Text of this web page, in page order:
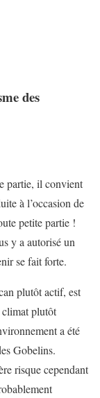
des
partie, il convient
à l’occasion de
petite partie !
y a autorisé un
se fait forte.
plutôt actif, est
climat plutôt
a été
Gobelins.
risque cependant